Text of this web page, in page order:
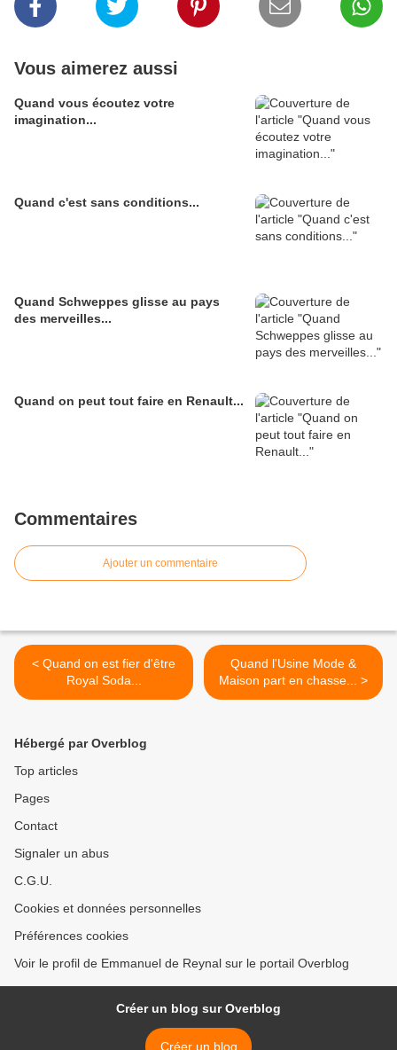
Vous aimerez aussi
Quand vous écoutez votre
imagination...
Quand c'est sans conditions...
Quand Schweppes glisse au pays
des merveilles...
Quand on peut tout faire en Renault...
Commentaires
Ajouter un commentaire
< Quand on est fier d'être
Royal Soda...
Quand l'Usine Mode &
Maison part en chasse... >
Hébergé par Overblog
Top articles
Pages
Contact
Signaler un abus
C.G.U.
Cookies et données personnelles
Préférences cookies
Voir le profil de Emmanuel de Reynal sur le portail Overblog
Créer un blog sur Overblog
Créer un blog